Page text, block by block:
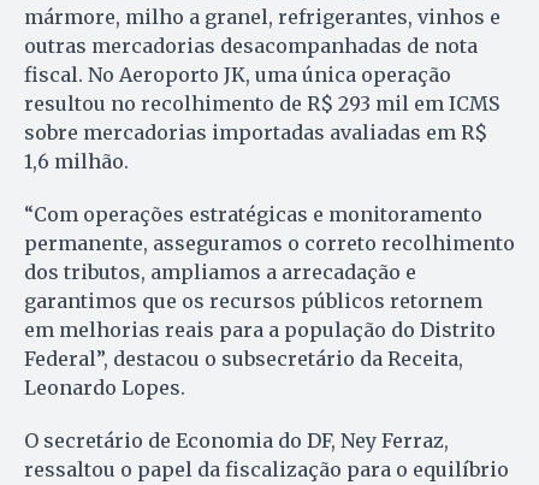
mármore, milho a granel, refrigerantes, vinhos e
outras mercadorias desacompanhadas de nota
fiscal. No Aeroporto JK, uma única operação
resultou no recolhimento de R$ 293 mil em ICMS
sobre mercadorias importadas avaliadas em R$
1,6 milhão.
“Com operações estratégicas e monitoramento
permanente, asseguramos o correto recolhimento
dos tributos, ampliamos a arrecadação e
garantimos que os recursos públicos retornem
em melhorias reais para a população do Distrito
Federal”, destacou o subsecretário da Receita,
Leonardo Lopes.
O secretário de Economia do DF, Ney Ferraz,
ressaltou o papel da fiscalização para o equilíbrio